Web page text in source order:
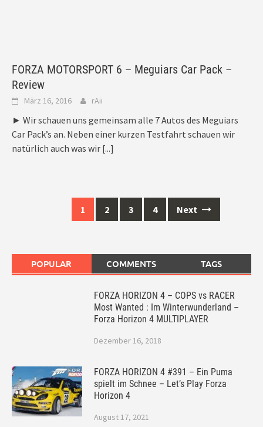
FORZA MOTORSPORT 6 – Meguiars Car Pack –
Review
März 16, 2016 rAii
► Wir schauen uns gemeinsam alle 7 Autos des Meguiars
Car Pack’s an. Neben einer kurzen Testfahrt schauen wir
natürlich auch was wir [...]
1 2 3 4 Next
POPULAR COMMENTS TAGS
FORZA HORIZON 4 – COPS vs RACER
Most Wanted : Im Winterwunderland –
Forza Horizon 4 MULTIPLAYER
Dezember 16, 2018
FORZA HORIZON 4 #391 – Ein Puma
spielt im Schnee – Let’s Play Forza
Horizon 4
August 17, 2021